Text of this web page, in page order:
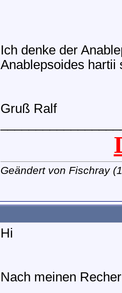
Ich denke der
Anablepsoides hartii
Gruß Ralf
Geändert von Fischray
Hi
Nach meinen